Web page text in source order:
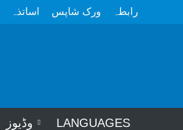
اساتذہ ورک شاپس رابطہ
وڈیوز LANGUAGES